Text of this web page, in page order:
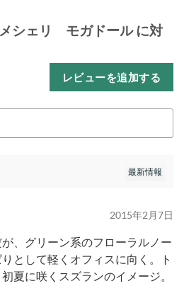
メシェリ モガドールに対
レビューを追加する
2015年2月7日
、グリーン系のフローラルノー
として軽くオフィスに向く。ト
夏に咲くスズランのイメージ。